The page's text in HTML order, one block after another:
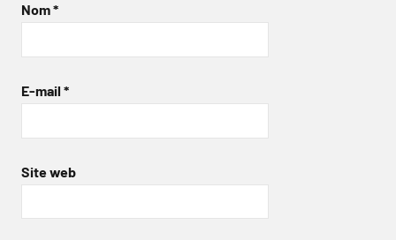
Nom*
E-mail *
Site web